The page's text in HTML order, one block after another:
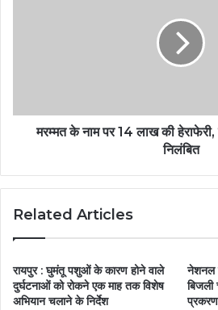
मरम्मत के नाम पर 14 लाख की
निलंबित
Related Articles
रायपुर : घुमंतू पशुओं के कारण होने वाले
दुर्घटनाओं को रोकने एक माह तक विशेष
अभियान चलाने के निर्देश
नेशनल
बिजली